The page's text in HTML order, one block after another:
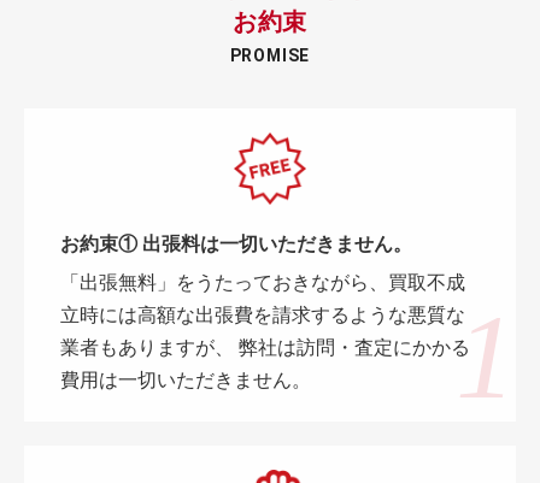
お約束
PROMISE
お約束① 出張料は一切いただきません。
「出張無料」をうたっておきながら、買取不成
立時には高額な出張費を請求するような悪質な
業者もありますが、 弊社は訪問・査定にかかる
費用は一切いただきません。